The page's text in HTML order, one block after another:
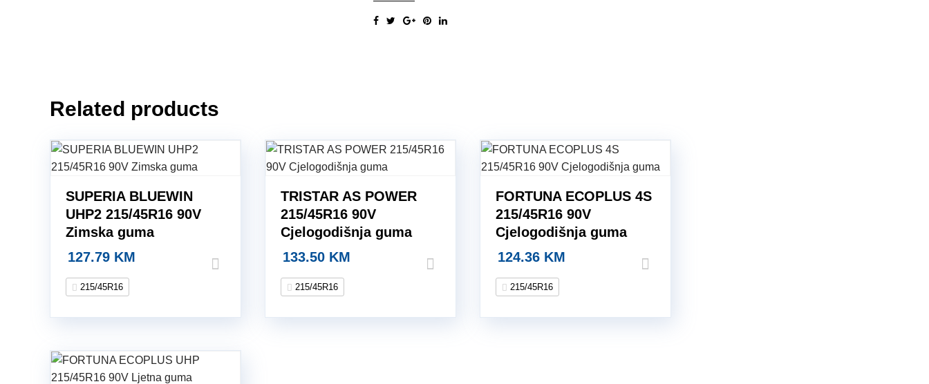
215/45R16
90V
Related products
SUPERIA BLUEWIN
UHP2 215/45R16 90V
Zimska guma
127.79 KM
215/45R16
TRISTAR AS POWER
215/45R16 90V
Cjelogodišnja guma
133.50 KM
215/45R16
FORTUNA ECOPLUS 4S
215/45R16 90V
Cjelogodišnja guma
124.36 KM
215/45R16